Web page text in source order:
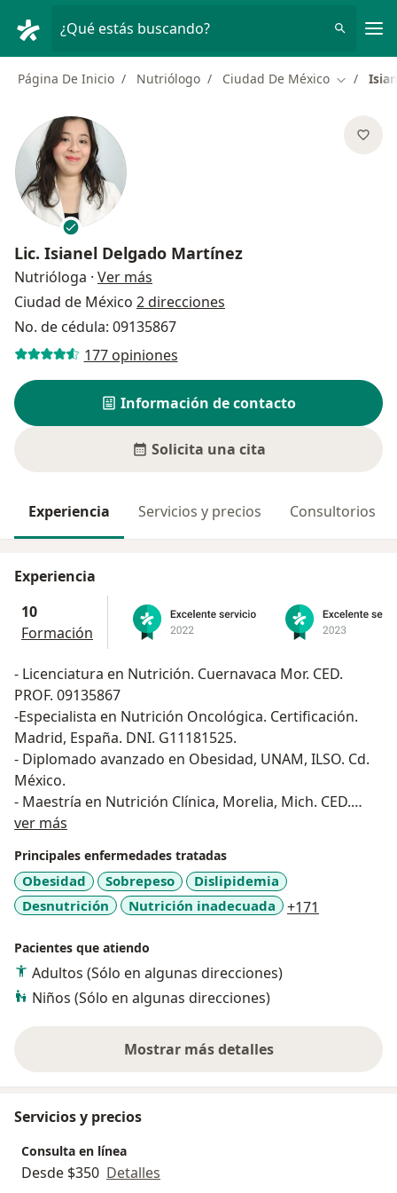
¿Qué estás buscando?
Página De Inicio Nutriólogo Ciudad De México Cambiar
Lic. Isianel Delgado Martínez
Nutrióloga · Ver más
Ciudad de México 2 direcciones
No. de cédula: 09135867
177 opiniones
Información de contacto
Solicita una cita
Experiencia Servicios y precios Consultorios
Experiencia
10
Formación
- Licenciatura en Nutrición. Cuernavaca Mor. CED.
PROF. 09135867
-Especialista en Nutrición Oncológica. Certificación.
Madrid, España. DNI. G11181525.
- Diplomado avanzado en Obesidad, UNAM, ILSO. Cd.
México.
- Maestría en Nutrición Clínica, Morelia, Mich. CED.
PROF. 16-008537-M
- Curso Nutrición Basado en Evidencia (NuBE), Madrid,
España.
Cineantropometría ISAK, Nivel I.
- Curso ADA. Dysphagia diet and implementation.
Estados, Unidos.
en el Instituto Estatal de Cancerología “Dr. Arturo
Beltrán Ortega”
- Responsable del departamento Nutrición CRIT,
Acapulco, Guerrero
ver más
Principales enfermedades tratadas
Obesidad Sobrepeso
Dislipidemia
Desnutrición
Nutrición inadecuada +171
Pacientes que atiendo
Adultos (Sólo en algunas direcciones)
Niños (Sólo en algunas direcciones)
Mostrar más detalles
sobre la experiencia
Servicios y precios
Consulta en línea
Desde $350 Detalles